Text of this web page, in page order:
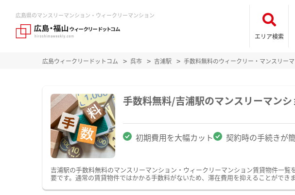
広島県のマンスリーマンション・ウィークリーマンション
エリア検索
広島ウィークリードットコム 呉市 吉浦駅 手数料無料のウィークリー・マンスリー
手数料無料/吉浦駅のマンスリーマン
初期費用を大幅カット 契約時の手続きが
吉浦駅の手数料無料のマンスリーマンション・ウィークリーマンション賃貸物件一
要です。通常の賃貸物件ではかかる手数料がないため、滞在費用を抑えることがで